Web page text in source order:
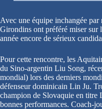
Avec une équipe inchangée par
Girondins ont préféré miser sur
année encore de sérieux
Pour cette rencontre, les
du Sino-argentin Liu Song,
mondial) lors des derniers
défenseur dominicain Lin Ju.
champion de Slovaquie en titre
bonnes performances. Coach-